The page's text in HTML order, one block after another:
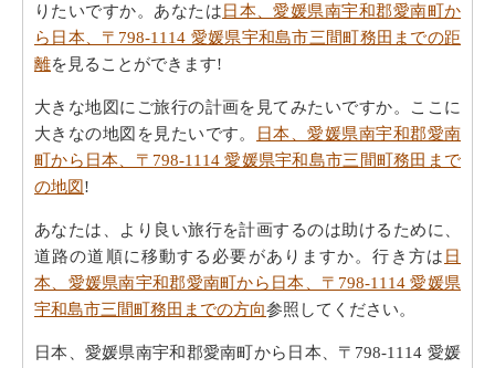
りたいですか。あなたは日本、愛媛県南宇和郡愛南町か
ら日本、〒798-1114 愛媛県宇和島市三間町務田までの距
離を見ることができます!
大きな地図にご旅行の計画を見てみたいですか。ここに
大きなの地図を見たいです。
日本、愛媛県南宇和郡愛南
町から日本、〒798-1114 愛媛県宇和島市三間町務田まで
の地図!
あなたは、より良い旅行を計画するのは助けるために、
道路の道順に移動する必要がありますか。行き方は 日
本、愛媛県南宇和郡愛南町から日本、〒798-1114 愛媛県
宇和島市三間町務田までの方向参照してください。
日本、愛媛県南宇和郡愛南町から日本、〒798-1114 愛媛